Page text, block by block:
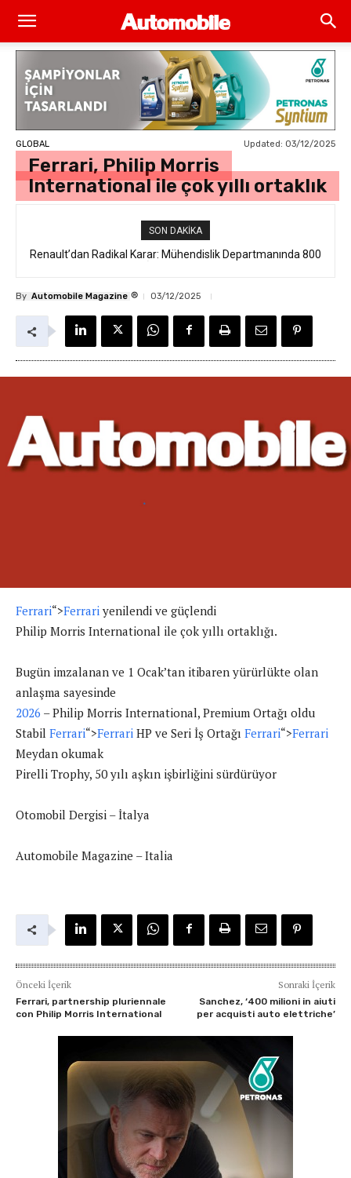
GLOBAL Updated: 03/12/2025
Ferrari, Philip Morris
International ile çok yıllı ortaklık
SON DAKIKA
Renault’dan Radikal Karar: Mühendislik Departmanında 800
By Automobile Magazine ® 03/12/2025
Ferrari“>Ferrari yenilendi ve güçlendi
Philip Morris International ile çok yıllı ortaklığı.
Bugün imzalanan ve 1 Ocak’tan itibaren yürürlükte olan
anlaşma sayesinde
2026 – Philip Morris International, Premium Ortağı oldu
Stabil Ferrari“>Ferrari HP ve Seri İş Ortağı Ferrari“>Ferrari
Meydan okumak
Pirelli Trophy, 50 yılı aşkın işbirliğini sürdürüyor
Otomobil Dergisi – İtalya
Automobile Magazine – Italia
Önceki İçerik
Ferrari, partnership pluriennale
con Philip Morris International
Sonraki İçerik
Sanchez, ‘400 milioni in aiuti
per acquisti auto elettriche’